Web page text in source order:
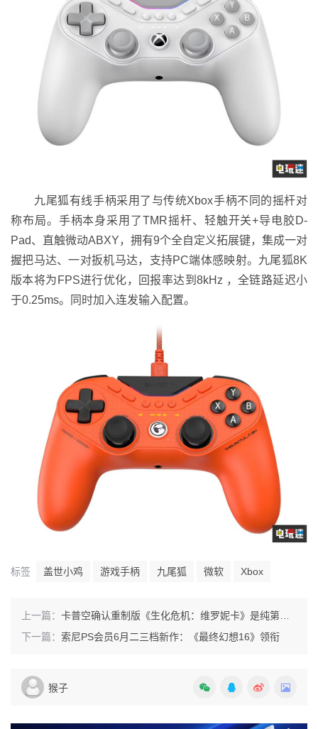
九尾狐有线手柄采用了与传统Xbox手柄不同的摇杆对
称布局。手柄本身采用了TMR摇杆、轻触开关+导电胶D-
Pad、直触微动ABXY，拥有9个全自定义拓展键，集成一对
握把马达、一对扳机马达，支持PC端体感映射。九尾狐8K
版本将为FPS进行优化，回报率达到8kHz ，全链路延迟小
于0.25ms。同时加入连发输入配置。
标签 盖世小鸡 游戏手柄 九尾狐 微软 Xbox
上一篇： 卡普空确认重制版《生化危机：维罗妮卡》是纯第三人称游戏
下一篇： 索尼PS会员6月二三档新作：《最终幻想16》领衔
猴子